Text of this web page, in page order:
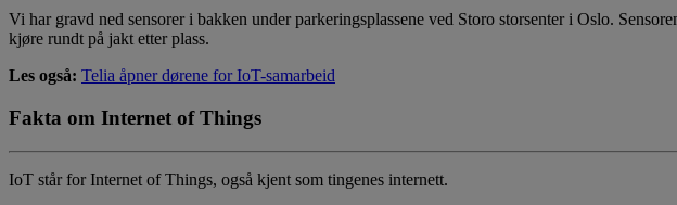
Vi har gravd ned sensorer i bakken under parkeringsplassene ved Storo storsenter i Oslo.
kjøre rundt på jakt etter plass.
Les også: Telia åpner dørene for IoT-samarbeid
Fakta om Internet of Things
IoT står for Internet of Things, også kjent som tingenes internett.